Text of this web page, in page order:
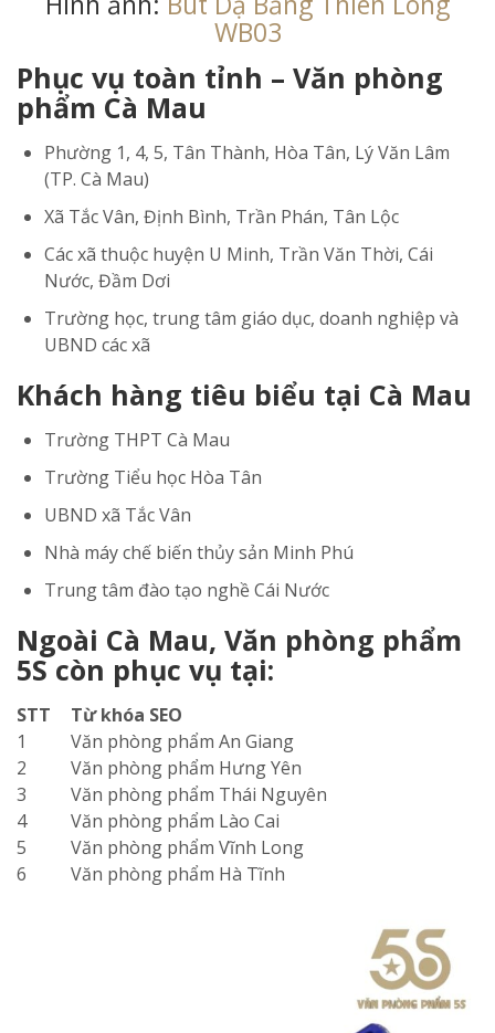
WB03
Phục vụ toàn tỉnh – Văn phòng
phẩm Cà Mau
Phường 1, 4, 5, Tân Thành, Hòa Tân, Lý Văn Lâm
(TP. Cà Mau)
Xã Tắc Vân, Định Bình, Trần Phán, Tân Lộc
Các xã thuộc huyện U Minh, Trần Văn Thời, Cái
Nước, Đầm Dơi
Trường học, trung tâm giáo dục, doanh nghiệp và
UBND các xã
Khách hàng tiêu biểu tại Cà Mau
Trường THPT Cà Mau
Trường Tiểu học Hòa Tân
UBND xã Tắc Vân
Nhà máy chế biến thủy sản Minh Phú
Trung tâm đào tạo nghề Cái Nước
Ngoài Cà Mau, Văn phòng phẩm
5S còn phục vụ tại:
STT
Từ khóa SEO
1
Văn phòng phẩm An Giang
2
Văn phòng phẩm Hưng Yên
3
Văn phòng phẩm Thái Nguyên
4
Văn phòng phẩm Lào Cai
5
Văn phòng phẩm Vĩnh Long
6
Văn phòng phẩm Hà Tĩnh